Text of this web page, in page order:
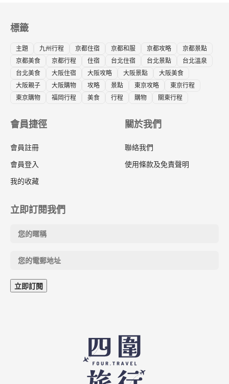
標籤
主題 九州行程 京都住宿 京都和服 京都攻略
京都景點
京都美食
京都行程 住宿 台北住宿 台北景點
台北溫泉
台北美食
大阪住宿 大阪攻略 大阪景點
大阪美食
大阪親子
大阪購物 攻略 景點 東京攻略
東京行程
東京購物
福岡行程 美食 行程 購物 關東行程
會員捷徑
會員註冊
會員登入
我的收藏
關於我們
聯絡我們
使用條款及免責聲明
立即訂閱我們